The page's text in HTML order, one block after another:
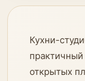
Кухни-
практичный
открытых